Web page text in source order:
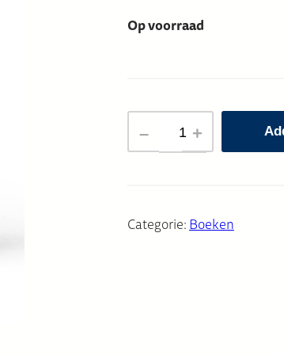
Op voorraad
aantal
+
–
Categorie:Boeken